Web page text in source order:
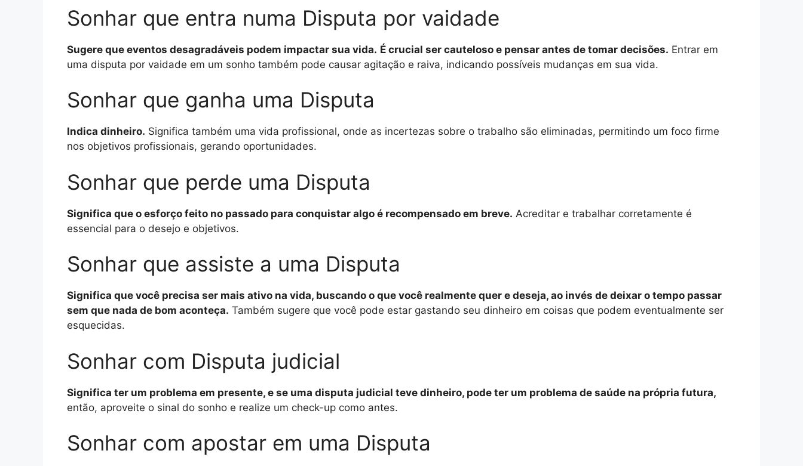
Sonhar que entra numa Disputa por vaidade
Sugere que eventos desagradáveis ​​podem impactar sua vida. É crucial ser cauteloso e pensar antes de tomar decisões. Entrar em
uma disputa por vaidade em um sonho também pode causar agitação e raiva, indicando possíveis mudanças em sua vida.
Sonhar que ganha uma Disputa
Indica dinheiro. Significa também uma vida profissional, onde as incertezas sobre o trabalho são eliminadas, permitindo um foco firme
nos objetivos profissionais, gerando oportunidades.
Sonhar que perde uma Disputa
Significa que o esforço feito no passado para conquistar algo é recompensado em breve. Acreditar e trabalhar corretamente é
essencial para o desejo e objetivos.
Sonhar que assiste a uma Disputa
Significa que você precisa ser mais ativo na vida, buscando o que você realmente quer e deseja, ao invés de deixar o tempo passar
sem que nada de bom aconteça. Também sugere que você pode estar gastando seu dinheiro em coisas que podem eventualmente ser
esquecidas.
Sonhar com Disputa judicial
Significa ter um problema em presente, e se uma disputa judicial teve dinheiro, pode ter um problema de saúde na própria futura,
então, aproveite o sinal do sonho e realize um check-up como antes.
Sonhar com apostar em uma Disputa